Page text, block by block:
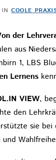
IN COOLE
der
aus
1, LBS
Lernens
VIEW,
den
sie